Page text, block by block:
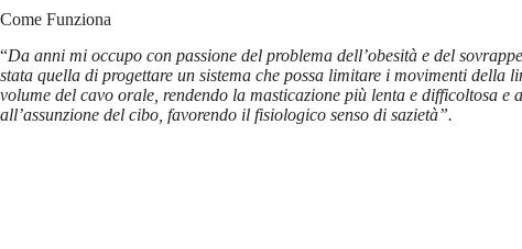
Come Funziona
“Da anni mi occupo con passione del problema dell’obesità e del
stata quella di progettare un sistema che possa limitare i movimenti della
volume del cavo orale, rendendo la masticazione più lenta e difficoltosa e
all’assunzione del cibo, favorendo il fisiologico senso di sazietà”.